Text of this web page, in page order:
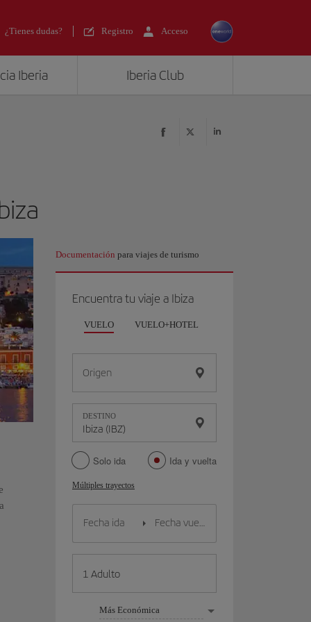
¿Tienes dudas? Registro Acceso
Iberia Iberia Club
Documentación para viajes de turismo
Encuentra tu viaje a Ibiza
VUELO VUELO+HOTEL
Origen
DESTINO
Solo ida Ida y vuelta
Múltiples trayectos
Más Económica